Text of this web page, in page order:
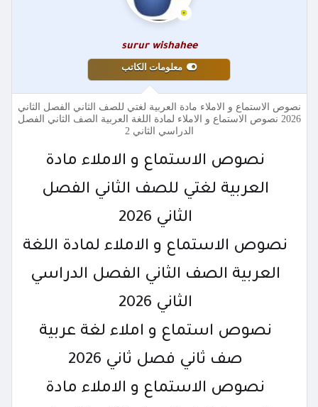
surur wishahee
معلومات الكاتب
نصوص الاستماع و الاملاء مادة العربية لغتي للصف الثاني الفصل الثاني
2026 نصوص الاستماع و الاملاء لمادة اللغة العربية الصف الثاني الفصل
الدراسي الثاني 2
نصوص الاستماع و الاملاء مادة
العربية لغتي للصف الثاني الفصل
الثاني 2026
نصوص الاستماع و الاملاء لمادة اللغة
العربية الصف الثاني الفصل الدراسي
الثاني 2026
نصوص استماع و املاء لغة عربية
صف ثاني فصل ثاني 2026
نصوص الاستماع و الاملاء مادة